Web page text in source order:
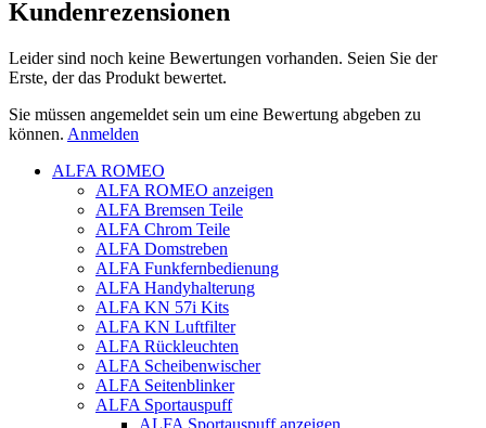
Kundenrezensionen
Leider sind noch keine Bewertungen vorhanden. Seien Sie der
Erste, der das Produkt bewertet.
Sie müssen angemeldet sein um eine Bewertung abgeben zu
können. Anmelden
ALFA ROMEO
ALFA ROMEO anzeigen
ALFA Bremsen Teile
ALFA Chrom Teile
ALFA Domstreben
ALFA Funkfernbedienung
ALFA Handyhalterung
ALFA KN 57i Kits
ALFA KN Luftfilter
ALFA Rückleuchten
ALFA Scheibenwischer
ALFA Seitenblinker
ALFA Sportauspuff